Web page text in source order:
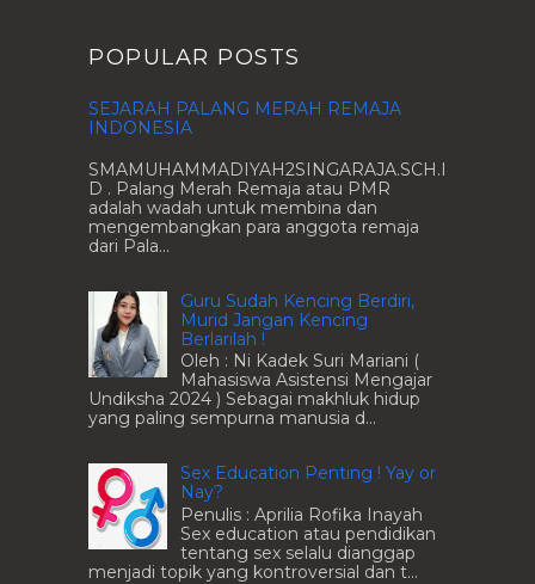
POPULAR POSTS
SEJARAH PALANG MERAH REMAJA
INDONESIA
SMAMUHAMMADIYAH2SINGARAJA.SCH.I
D . Palang Merah Remaja atau PMR
adalah wadah untuk membina dan
mengembangkan para anggota remaja
dari Pala...
Guru Sudah Kencing Berdiri,
Murid Jangan Kencing
Berlarilah !
Oleh : Ni Kadek Suri Mariani (
Mahasiswa Asistensi Mengajar
Undiksha 2024 ) Sebagai makhluk hidup
yang paling sempurna manusia d...
Sex Education Penting ! Yay or
Nay?
Penulis : Aprilia Rofika Inayah
Sex education atau pendidikan
tentang sex selalu dianggap
menjadi topik yang kontroversial dan t...